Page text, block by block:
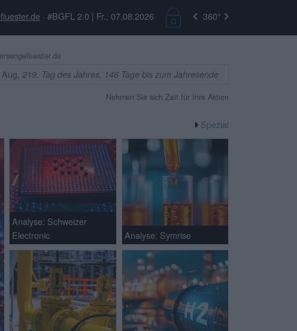
· #BGFL 2.0 | Fr., 07.08.2026 360°
219. Tag des Jahres, 146 Tage bis zum Jahresende
Nehmen Sie sich Zeit für Ihre Aktien
Spezial
Analyse: Schweizer
Electronic
Analyse: Symrise